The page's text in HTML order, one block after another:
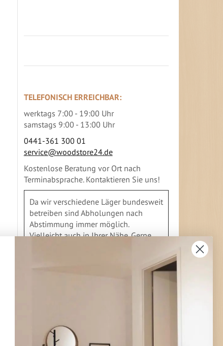
TELEFONISCH ERREICHBAR:
werktags 7:00 - 19:00 Uhr
samstags 9:00 - 13:00 Uhr
0441-361 300 01
service@woodstore24.de
Kostenlose Beratung vor Ort nach
Terminabsprache. Kontaktieren Sie uns!
Da wir verschiedene Läger bundesweit
betreiben sind Abholungen nach
Abstimmung immer möglich.
Vielleicht auch in Ihrer Nähe. Gerne